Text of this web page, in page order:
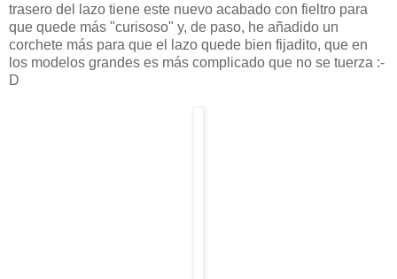
trasero del lazo tiene este nuevo acabado con fieltro para
que quede más "curisoso" y, de paso, he añadido un
corchete más para que el lazo quede bien fijadito, que en
los modelos grandes es más complicado que no se tuerza :-
D